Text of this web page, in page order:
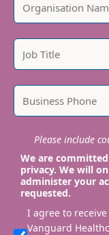
Please include
We are
privacy. We will
administer your
requested.
I agree to
Vanguard